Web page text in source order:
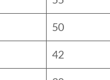
50
42